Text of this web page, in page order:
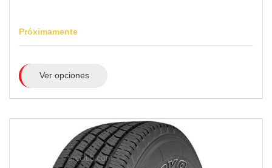
Próximamente
Ver opciones